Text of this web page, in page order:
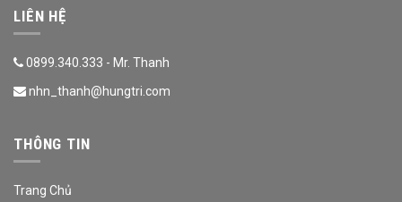
LIÊN HỆ
0899.340.333 - Mr. Thanh
nhn_thanh@hungtri.com
THÔNG TIN
Trang Chủ